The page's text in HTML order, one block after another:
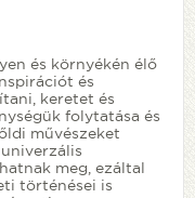
és környékén élő
és
keretet és
folytatása és
művészeket
meg, ezáltal
történései is